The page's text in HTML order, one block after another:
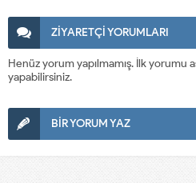
ZİYARETÇİ YORUMLARI
Henüz yorum yapılmamış. İlk yorumu
yapabilirsiniz.
BİR YORUM YAZ